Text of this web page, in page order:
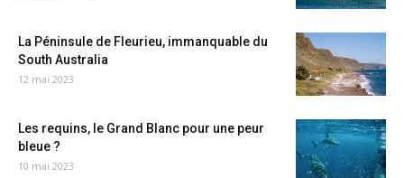
La Péninsule de Fleurieu, immanquable du
South Australia
12 mai 2023
Les requins, le Grand Blanc pour une peur
bleue ?
10 mai 2023